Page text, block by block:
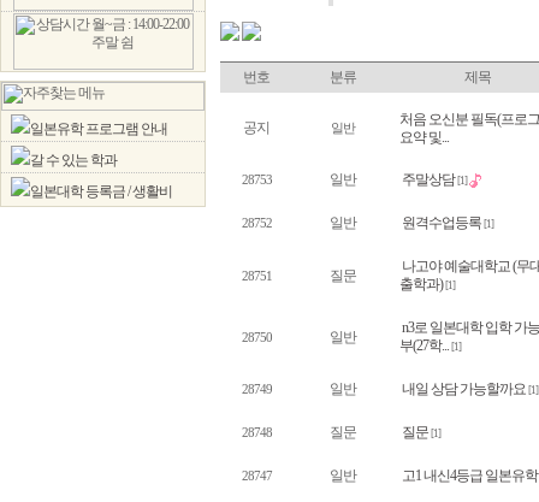
일본유학 프로그램 안내
갈 수 있는 학과
일본대학 등록금 / 생활비
번호 분류 제목
공지 일반
처음 오신분 필독(프로
요약 및...
28753 일반 주말상담 [1]
28752 일반 원격수업등록 [1]
28751 질문
나고야 예술대학교 (무
출학과) [1]
28750 일반
n3로 일본대학 입학 가
부(27학... [1]
28749 일반 내일 상담 가능할까요 [1]
28748 질문 질문 [1]
28747 일반 고1 내신4등급 일본유학